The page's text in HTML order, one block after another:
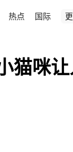
热点 国际
猫咪